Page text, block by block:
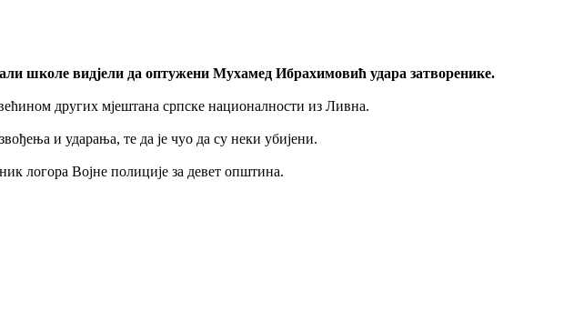
школе видјели да оптужени Мухамед Ибрахимовић удара затворенике.
других мјештана српске националности из Ливна.
и ударања, те да је чуо да су неки убијени.
логора Војне полиције за девет општина.